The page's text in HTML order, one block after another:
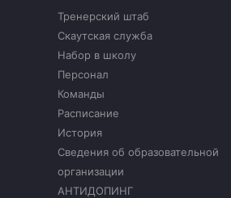
Тренерский штаб
Скаутская служба
Набор в школу
Персонал
Команды
Расписание
История
Сведения об образовательной
организации
АНТИДОПИНГ